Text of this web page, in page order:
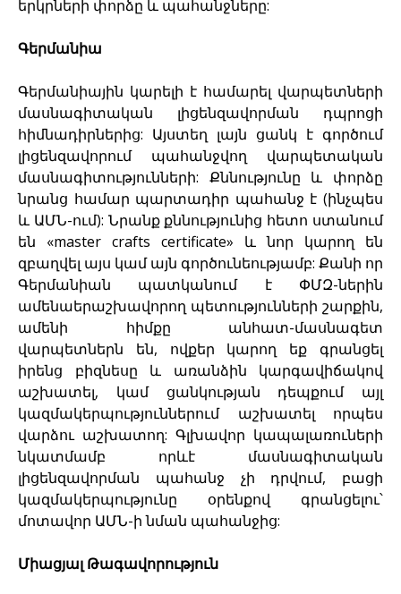
երկրների փորձը և պահանջները:
Գերմանիա
Գերմանիային կարելի է համարել վարպետների
մասնագիտական լիցենզավորման դպրոցի
հիմնադիրներից: Այստեղ լայն ցանկ է գործում
լիցենզավորում պահանջվող վարպետական
մասնագիտությունների: Քննությունը և փորձը
նրանց համար պարտադիր պահանջ է (ինչպես
և ԱՄՆ-ում): Նրանք քննությունից հետո ստանում
են «master crafts certificate» և նոր կարող են
զբաղվել այս կամ այն գործունեությամբ: Քանի որ
Գերմանիան պատկանում է ՓՄԶ-ներին
ամենաերաշխավորող պետությունների շարքին,
ամենի հիմքը անհատ-մասնագետ
վարպետներն են, ովքեր կարող եք գրանցել
իրենց բիզնեսը և առանձին կարգավիճակով
աշխատել, կամ ցանկության դեպքում այլ
կազմակերպություններում աշխատել որպես
վարձու աշխատող: Գլխավոր կապալառուների
նկատմամբ որևէ մասնագիտական
լիցենզավորման պահանջ չի դրվում, բացի
կազմակերպությունը օրենքով գրանցելու՝
մոտավոր ԱՄՆ-ի նման պահանջից:
Միացյալ Թագավորություն